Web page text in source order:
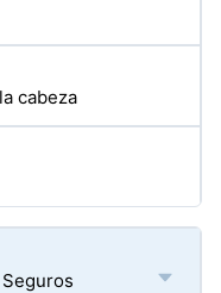
cabeza